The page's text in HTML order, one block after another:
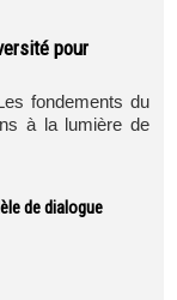
pour
fondements du
à la lumière de
de dialogue